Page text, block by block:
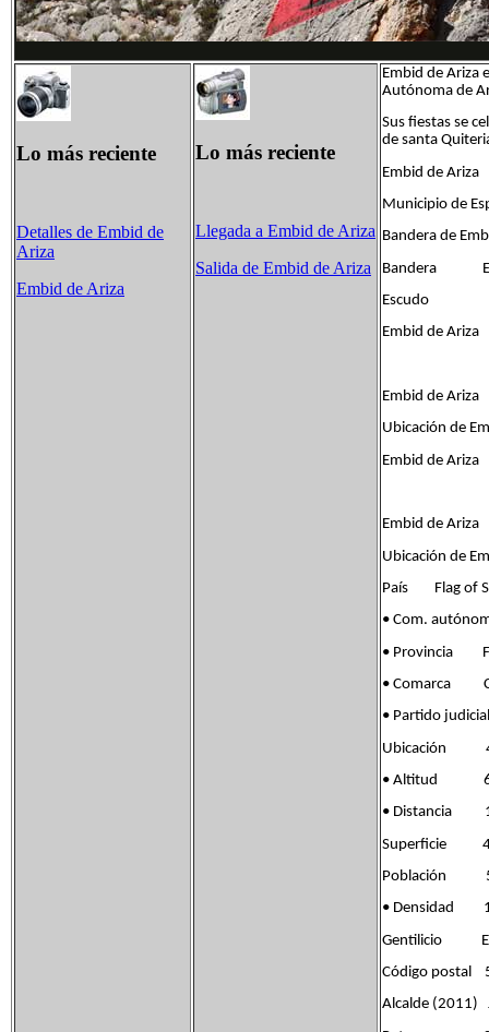
Lo más reciente
Detalles de Embid de
Ariza
Embid de Ariza
Lo más reciente
Llegada a Embid de Ariza
Salida de Embid de Ariza
Embid de Ariza
Autónoma de
Sus fiestas se
de santa
Embid de Ariza
Municipio de
Bandera de
Bandera
Escudo
Embid de Ariza
Embid de Ariza
Ubicación de
Embid de Ariza
Embid de Ariza
Ubicación de
País Flag of
• Com.
• Provincia
• Comarca
• Partido
Ubicación
• Altitud
• Distancia
Superficie
Población
• Densidad
Gentilicio
Código postal
Alcalde (2011)